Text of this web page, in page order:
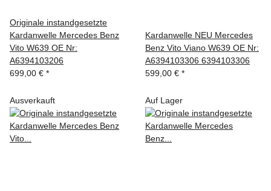
Originale instandgesetzte
Kardanwelle Mercedes Benz
Vito W639 OE Nr:
A6394103206
699,00 € *
Kardanwelle NEU Mercedes
Benz Vito Viano W639 OE Nr:
A6394103306 6394103306
599,00 € *
Ausverkauft Auf Lager